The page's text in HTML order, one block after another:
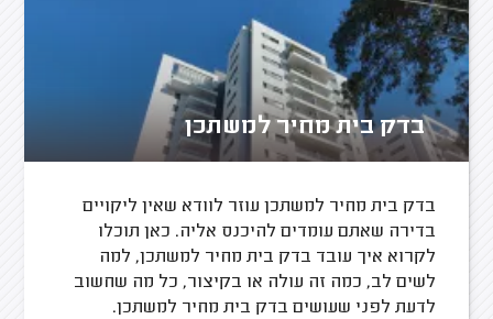
בדק בית מחיר למשתכן
בדק בית מחיר למשתכן עוזר לוודא שאין ליקויים
בדירה שאתם עומדים להיכנס אליה. כאן תוכלו
לקרוא איך עובד בדק בית מחיר למשתכן, למה
לשים לב, כמה זה עולה או בקיצור, כל מה שחשוב
לדעת לפני שעושים בדק בית מחיר למשתכן.